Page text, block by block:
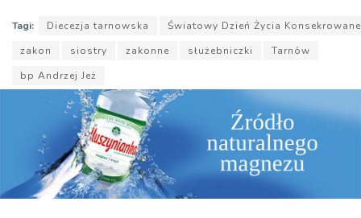
Tagi: Diecezja tarnowska
Światowy Dzień Życia
zakon
siostry zakonne służebniczki
Tarnów
bp Andrzej Jeż